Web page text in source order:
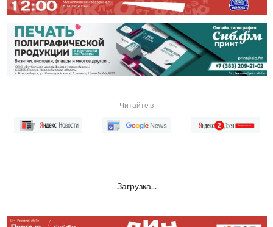
Читайте в
Загрузка...